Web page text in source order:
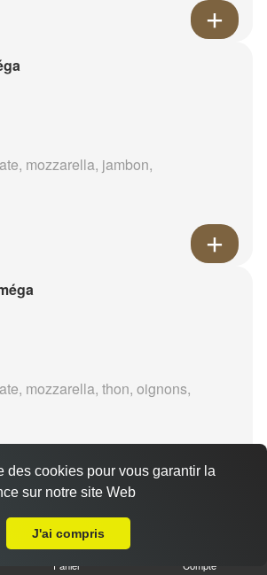
mozzarella, jambon,
mozzarella, thon, oignons,
méga
Panier Compte
des cookies pour vous garantir la
sur notre site Web
J'ai compris